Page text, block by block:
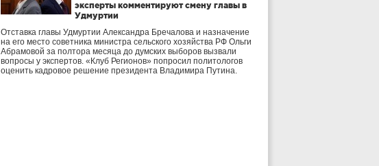
эксперты комментируют смену главы в
Удмуртии
Отставка главы Удмуртии Александра Бречалова и назначение
на его место советника министра сельского хозяйства РФ Ольги
Абрамовой за полтора месяца до думских выборов вызвали
вопросы у экспертов. «Клуб Регионов» попросил политологов
оценить кадровое решение президента Владимира Путина.